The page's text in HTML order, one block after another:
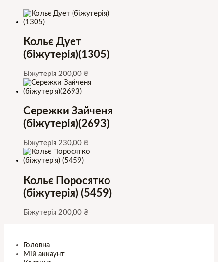
Кольє Дует
(біжутерія)(1305)
Біжутерія 200,00 ₴
Сережки Зайченя
(біжутерія)(2693)
Біжутерія 230,00 ₴
Кольє Поросятко
(біжутерія) (5459)
Біжутерія 200,00 ₴
Головна
Мій аккаунт